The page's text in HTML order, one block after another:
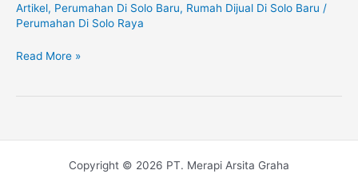
Artikel, Perumahan Di Solo Baru, Rumah Dijual Di Solo Baru /
Perumahan Di Solo Raya
Solo
Baru,
Regency
Baru
Read More »
Copyright © 2026 PT. Merapi Arsita Graha